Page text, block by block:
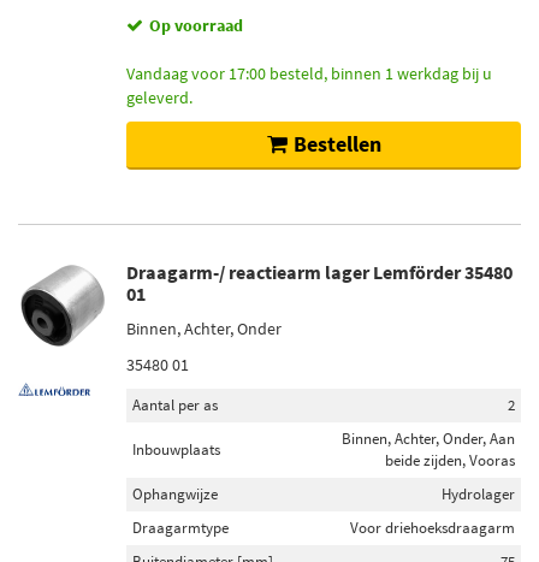
Op voorraad
Vandaag voor 17:00 besteld, binnen 1 werkdag bij u
geleverd.
Bestellen
Draagarm-/ reactiearm lager Lemförder 35480
01
Binnen, Achter, Onder
35480 01
Aantal per as 2
Inbouwplaats
Binnen, Achter, Onder, Aan
beide zijden, Vooras
Ophangwijze
Hydrolager
Draagarmtype
Voor driehoeksdraagarm